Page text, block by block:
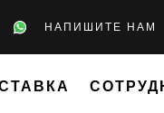
НАПИШИТЕ НАМ